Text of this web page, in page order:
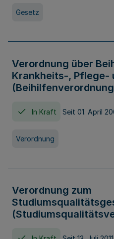
Gesetz
Verordnung über
Krankheits-, Pflege-
(Beihilfenverordnung
In Kraft Seit 01. April
Verordnung
Verordnung zum